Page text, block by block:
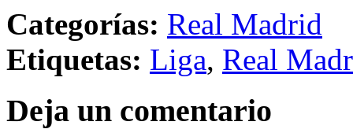
Categorías: Real Madrid
Etiquetas: Liga, Real
Deja un comentario